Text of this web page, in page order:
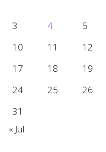
3
4 5
10
11 12
17
18 19
24
25 26
31
« Jul